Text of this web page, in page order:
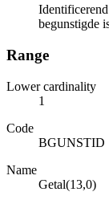
begunstigde
Range
Lower cardinality
1
Code
BGUNSTID
Name
Getal(13,0)